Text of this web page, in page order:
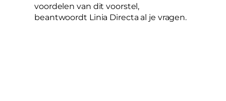
voordelen van dit voorstel,
beantwoordt Linia Directa al je vragen.